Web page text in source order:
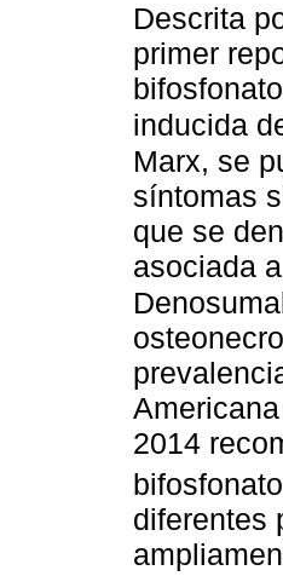
Descrita
primer
inducida
Marx, se
síntomas
que se
asociada
2014
diferentes